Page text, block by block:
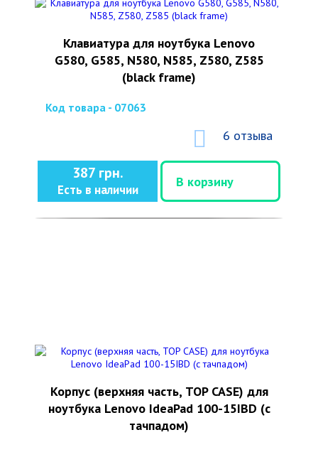
Клавиатура для ноутбука Lenovo
G580, G585, N580, N585, Z580, Z585
(black frame)
Код товара - 07063
6 отзыва
387 грн.
Есть в наличии
В корзину
Корпус (верхняя часть, TOP CASE) для
ноутбука Lenovo IdeaPad 100-15IBD (с
тачпадом)